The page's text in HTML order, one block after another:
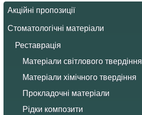
Акційні пропозиції
Стоматологічні матеріали
Реставрація
Матеріали світлового твердіння
Матеріали хімічного твердіння
Прокладочні матеріали
Рідки композити